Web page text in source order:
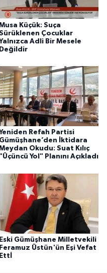
Küçük: Suça
Çocuklar
Adli Bir Mesele
Değildir
Refah Partisi
Gümüşhane’den İktidara
Okudu: Suat Kılıç
"Üçüncü Yol" Planını Açıkladı
Eski Gümüşhane Milletvekili
Feramuz Üstün'ün Eşi Vefat
Ettİ